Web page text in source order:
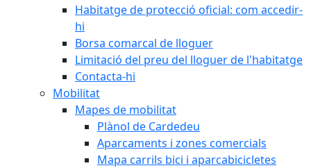
Habitatge de protecció oficial: com accedir-
hi
Borsa comarcal de lloguer
Limitació del preu del lloguer de l'habitatge
Contacta-hi
Mobilitat
Mapes de mobilitat
Plànol de Cardedeu
Aparcaments i zones comercials
Mapa carrils bici i aparcabicicletes